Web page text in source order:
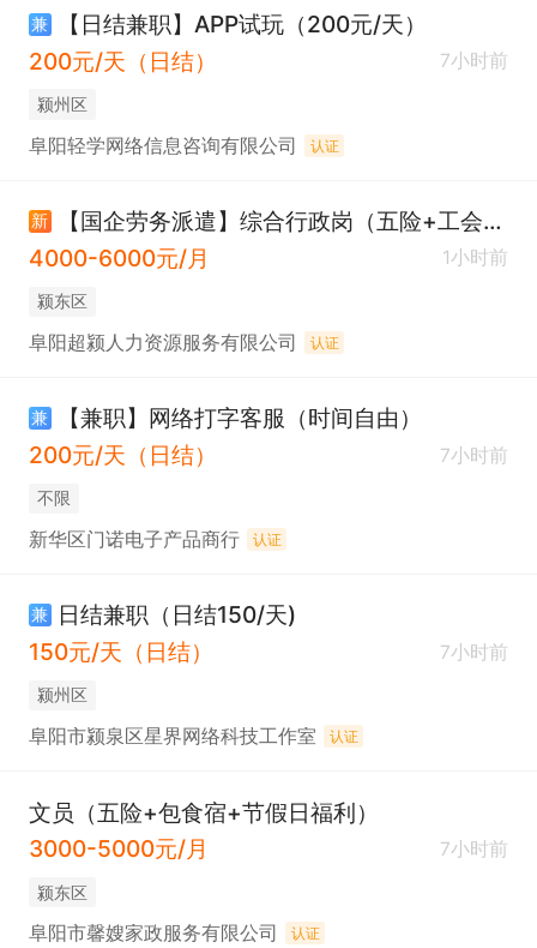
兼
【日结兼职】APP试玩（200元/天）
200元/天（日结）
7小时前
颍州区
阜阳轻学网络信息咨询有限公司 认证
新
【国企劳务派遣】综合行政岗（五险+工会福利）
4000-6000元/月
1小时前
颍东区
阜阳超颍人力资源服务有限公司 认证
兼
【兼职】网络打字客服（时间自由）
200元/天（日结）
7小时前
不限
新华区门诺电子产品商行 认证
兼
日结兼职（日结150/天)
150元/天（日结）
7小时前
颍州区
阜阳市颍泉区星界网络科技工作室 认证
文员（五险+包食宿+节假日福利）
3000-5000元/月
7小时前
颍东区
阜阳市馨嫂家政服务有限公司 认证